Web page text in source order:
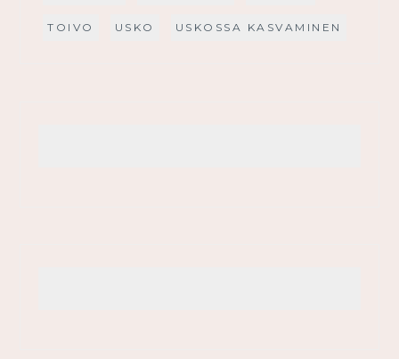
TOIVO USKO USKOSSA KASVAMINEN